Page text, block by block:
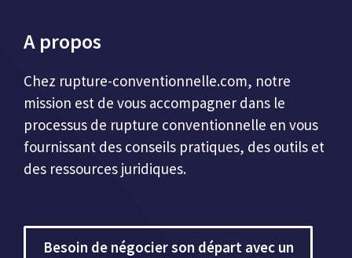
A propos
Chez rupture-conventionnelle.com, notre
mission est de vous accompagner dans le
processus de rupture conventionnelle en vous
fournissant des conseils pratiques, des outils et
des ressources juridiques.
Besoin de négocier son départ avec un